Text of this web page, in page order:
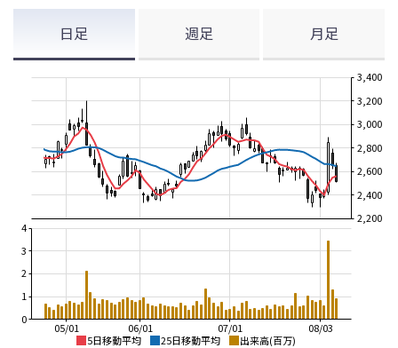
日足 週足 月足
5日移動平均 25日移動平均 出来高(百万)
08/03
07/01
06/01
05/01
2,200
2,400
2,600
2,800
3,000
3,200
3,400
0
1
2
3
4